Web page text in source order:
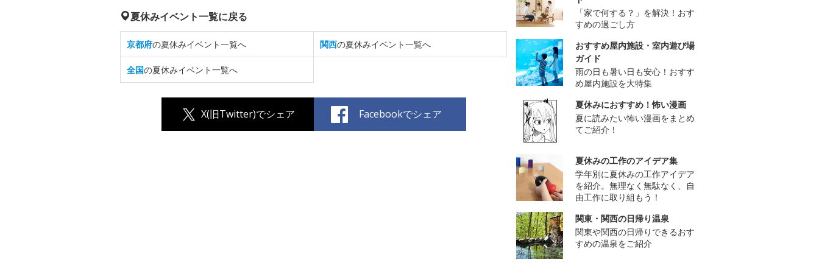
夏休みイベント一覧に戻る
京都府の夏休みイベント一覧へ 関西の夏休みイベント一覧へ
全国の夏休みイベント一覧へ
X(旧Twitter)でシェア Facebookでシェア
「家で何する？」を解決！おす
すめの過ごし方
おすすめ屋内施設・室内遊び場
ガイド
雨の日も暑い日も安心！おすす
め屋内施設を大特集
夏休みにおすすめ！怖い漫画
夏に読みたい怖い漫画をまとめ
てご紹介！
夏休みの工作のアイデア集
学年別に夏休みの工作アイデア
を紹介。無理なく無駄なく、自
由工作に取り組もう！
関東・関西の日帰り温泉
関東や関西の日帰りできるおす
すめの温泉をご紹介